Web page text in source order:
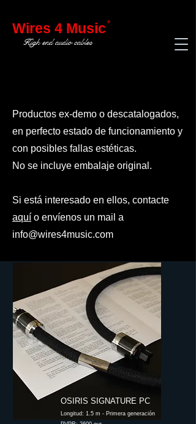
®
Wires 4 Music
High end audio cables
Productos ex-demo o descatalogados,
en perfecto estado de funcionamiento y
con posibles fallas estéticas.
No se incluye embalaje original.
Si está interesado en ellos, contacte
aquí o envíenos un mail a
info@wires4music.com
OSIRIS SIGNATURE PC
Longitud: 1.5 m - Primera generación